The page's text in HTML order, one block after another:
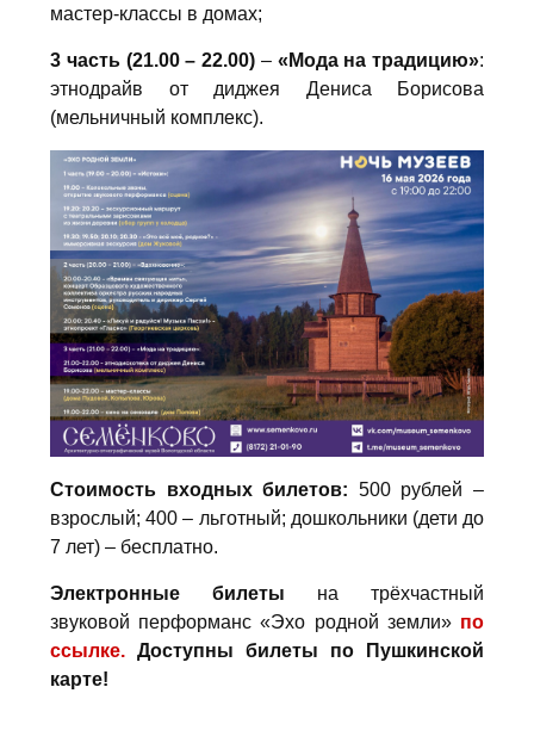
мастер-классы в домах;
3 часть (21.00 – 22.00) – «Мода на традицию»:
этнодрайв от диджея Дениса Борисова
(мельничный комплекс).
Стоимость входных билетов: 500 рублей –
взрослый; 400 – льготный; дошкольники (дети до
7 лет) – бесплатно.
Электронные билеты на трёхчастный
звуковой перформанс «Эхо родной земли» по
ссылке. Доступны билеты по Пушкинской
карте!